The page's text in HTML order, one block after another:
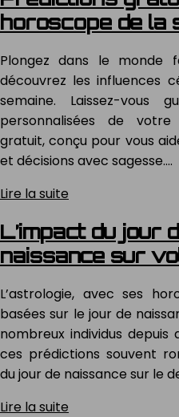
horoscope de la
Plongez dans le monde
découvrez les influences
semaine. Laissez-vous
personnalisées de votre
gratuit, conçu pour vous
et décisions avec sagesse….
Lire la suite
L’impact du jour
naissance sur
L’astrologie, avec ses
basées sur le jour de
nombreux individus depuis
ces prédictions souvent
du jour de naissance sur le
Lire la suite